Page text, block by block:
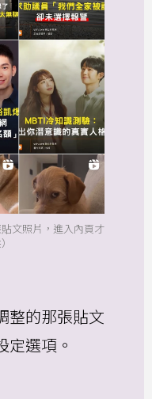
文照片，進入內頁才
整的那張貼文
定選項。